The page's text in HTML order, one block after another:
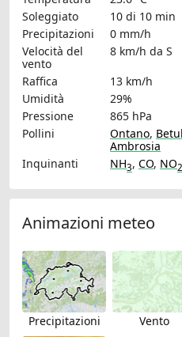
Soleggiato
10 di 10 min
Precipitazioni
0 mm/h
Velocità del
vento
8 km/h da S
Raffica
13 km/h
Umidità
29%
Pressione
865 hPa
Pollini
Ontano,
Ambrosia
Inquinanti
NH3, CO, NO2
Animazioni meteo
Precipitazioni Vento